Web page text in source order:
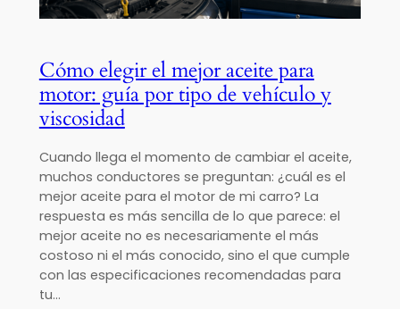
Cómo elegir el mejor aceite para
motor: guía por tipo de vehículo y
viscosidad
Cuando llega el momento de cambiar el aceite,
muchos conductores se preguntan: ¿cuál es el
mejor aceite para el motor de mi carro? La
respuesta es más sencilla de lo que parece: el
mejor aceite no es necesariamente el más
costoso ni el más conocido, sino el que cumple
con las especificaciones recomendadas para
tu…